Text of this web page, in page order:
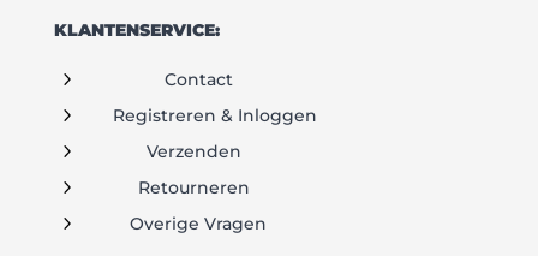
KLANTENSERVICE:
5 Contact
5 Registreren & Inloggen
5 Verzenden
5 Retourneren
5 Overige Vragen